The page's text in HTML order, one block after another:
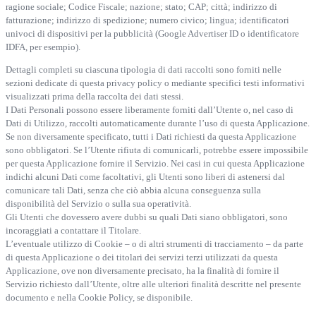
ragione sociale; Codice Fiscale; nazione; stato; CAP; città; indirizzo di
fatturazione; indirizzo di spedizione; numero civico; lingua; identificatori
univoci di dispositivi per la pubblicità (Google Advertiser ID o identificatore
IDFA, per esempio).
Dettagli completi su ciascuna tipologia di dati raccolti sono forniti nelle
sezioni dedicate di questa privacy policy o mediante specifici testi informativi
visualizzati prima della raccolta dei dati stessi.
I Dati Personali possono essere liberamente forniti dall’Utente o, nel caso di
Dati di Utilizzo, raccolti automaticamente durante l’uso di questa Applicazione.
Se non diversamente specificato, tutti i Dati richiesti da questa Applicazione
sono obbligatori. Se l’Utente rifiuta di comunicarli, potrebbe essere impossibile
per questa Applicazione fornire il Servizio. Nei casi in cui questa Applicazione
indichi alcuni Dati come facoltativi, gli Utenti sono liberi di astenersi dal
comunicare tali Dati, senza che ciò abbia alcuna conseguenza sulla
disponibilità del Servizio o sulla sua operatività.
Gli Utenti che dovessero avere dubbi su quali Dati siano obbligatori, sono
incoraggiati a contattare il Titolare.
L’eventuale utilizzo di Cookie – o di altri strumenti di tracciamento – da parte
di questa Applicazione o dei titolari dei servizi terzi utilizzati da questa
Applicazione, ove non diversamente precisato, ha la finalità di fornire il
Servizio richiesto dall’Utente, oltre alle ulteriori finalità descritte nel presente
documento e nella Cookie Policy, se disponibile.